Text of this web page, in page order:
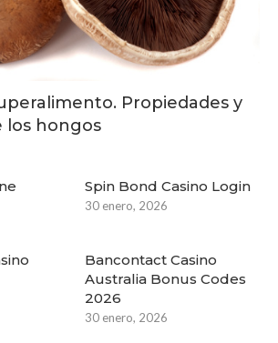
Propiedades y
los hongos
Spin Bond Casino Login
30 enero, 2026
Bancontact Casino
Australia Bonus Codes
2026
30 enero, 2026